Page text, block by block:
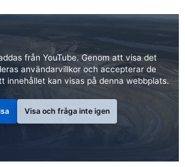
från YouTube. Genom att visa det
användarvillkor och accepterar de
innehållet kan visas på denna webbplats.
Visa och fråga inte igen